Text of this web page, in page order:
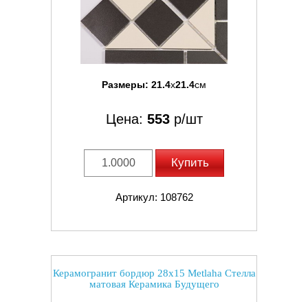
Размеры: 21.4x21.4см
Цена: 553р/шт
Купить
Артикул: 108762
Керамогранит бордюр 28x15 Metlaha Стелла
матовая Керамика Будущего